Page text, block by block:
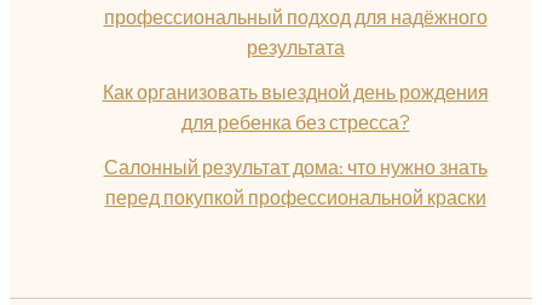
профессиональный подход для надёжного
результата
Как организовать выездной день рождения
для ребенка без стресса?
Салонный результат дома: что нужно знать
перед покупкой профессиональной краски